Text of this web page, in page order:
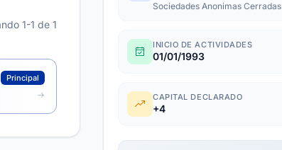
1-1 de 1
Principal
Sociedades Anonimas Cerradas
INICIO DE ACTIVIDADES
01/01/1993
CAPITAL DECLARADO
+4